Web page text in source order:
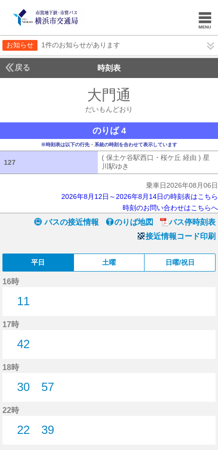
お知らせ 1件のお知らせがあります
戻る 時刻表
大門通
だいもんどおり
のりば 4
※時刻表は以下の行先・系統の時刻を合わせて表示しています
127
( 保土ケ谷駅西口・桜ケ丘 経由 ) 星
川駅ゆき
乗車日2026年08月06日
2026年8月12日～2026年8月14日の時刻表はこちら
時刻のお問い合わせはこちらへ
バスの接近情報 のりば地図
バス停時刻表
接近情報コード印刷
平日 土曜 日曜/祝日
16時
11
17時
42
18時
30
57
22時
22
39